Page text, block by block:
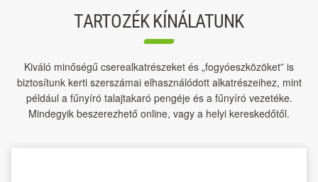
TARTOZÉK KÍNÁLATUNK
Kiváló minőségű cserealkatrészeket és „fogyóeszközöket” is
biztosítunk kerti szerszámai elhasználódott alkatrészeihez, mint
például a fűnyíró talajtakaró pengéje és a fűnyíró vezetéke.
Mindegyik beszerezhető online, vagy a helyi kereskedőtől.